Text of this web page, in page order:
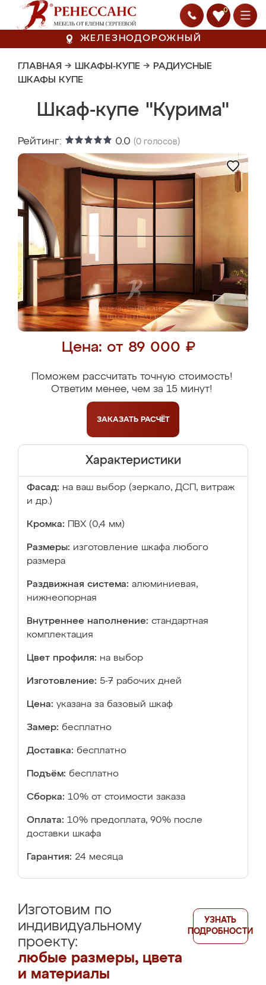
0
ЖЕЛЕЗНОДОРОЖНЫЙ
ГЛАВНАЯ → ШКАФЫ-КУПЕ → РАДИУСНЫЕ
ШКАФЫ КУПЕ
Шкаф-купе "Курима"
Рейтинг: 0.0 (0 голосов)
Цена: от 89 000 ₽
Поможем рассчитать точную стоимость!
Ответим менее, чем за 15 минут!
ЗАКАЗАТЬ РАСЧЁТ
Характеристики
Фасад: на ваш выбор (зеркало, ДСП, витраж
и др.)
Кромка: ПВХ (0,4 мм)
Размеры: изготовление шкафа любого
размера
Раздвижная система: алюминиевая,
нижнеопорная
Внутреннее наполнение: стандартная
комплектация
Цвет профиля: на выбор
Изготовление: 5-7 рабочих дней
Цена: указана за базовый шкаф
Замер: бесплатно
Доставка: бесплатно
Подъём: бесплатно
Сборка: 10% от стоимости заказа
Оплата: 10% предоплата, 90% после
доставки шкафа
Гарантия: 24 месяца
Изготовим по
индивидуальному
проекту:
любые размеры, цвета
и материалы
УЗНАТЬ
ПОДРОБНОСТИ